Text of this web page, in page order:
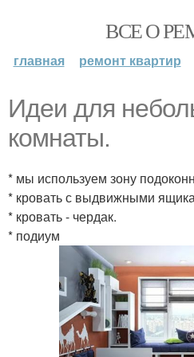
ВСЕ О
главная ремонт квартир
Идеи для
комнаты.
* мы используем зону
* кровать с выдвижными
* кровать - чердак.
* подиум